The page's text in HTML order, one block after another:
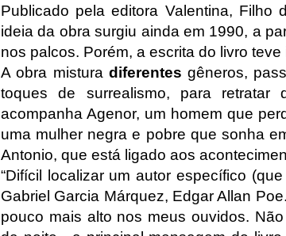
Publicado pela editora Valentina,
ideia da obra surgiu ainda em 1990, a
nos palcos. Porém, a escrita do livro teve
A obra mistura diferentes gêneros,
toques de surrealismo, para retratar
acompanha Agenor, um homem que
uma mulher negra e pobre que sonha
Antonio, que está ligado aos
“Difícil localizar um autor específico
Gabriel Garcia Márquez, Edgar Allan
pouco mais alto nos meus ouvidos.